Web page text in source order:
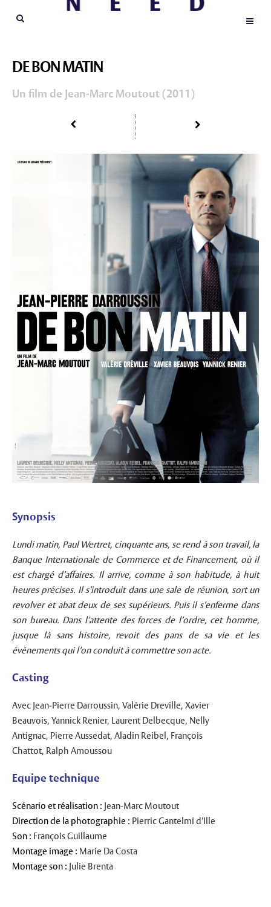
DE BON MATIN
Un film de Jean-Marc Moutout (2011)
Synopsis
Lundi matin, Paul Wertret, cinquante ans, se rend à son travail, la
Banque Internationale de Commerce et de Financement, où il
est chargé d’affaires. Il arrive, comme à son habitude, à huit
heures précises. Il s’introduit dans une sale de réunion, sort un
revolver et abat deux de ses supérieurs. Puis il s’enferme dans
son bureau. Dans l’attente des forces de l’ordre, cet homme,
jusque là sans histoire, revoit des pans de sa vie et les
évènements qui l’on conduit à commettre son acte.
Casting
Avec Jean-Pierre Darroussin, Valérie Dreville, Xavier
Beauvois, Yannick Renier, Laurent Delbecque, Nelly
Antignac, Pierre Aussedat, Aladin Reibel, François
Chattot, Ralph Amoussou
Equipe technique
Scénario et réalisation : Jean-Marc Moutout
Direction de la photographie : Pierric Gantelmi d’Ille
Son : François Guillaume
Montage image : Marie Da Costa
Montage son : Julie Brenta